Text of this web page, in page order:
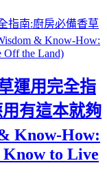
運用完全指
有這本就夠
Know-How:
Know to Live